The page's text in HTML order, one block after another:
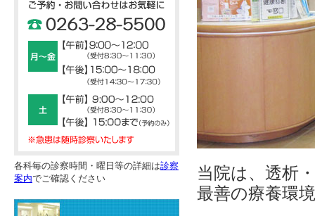
当院は、透析
最善の療養環
各科毎の診察時間・曜日等の詳細は診察
案内でご確認ください